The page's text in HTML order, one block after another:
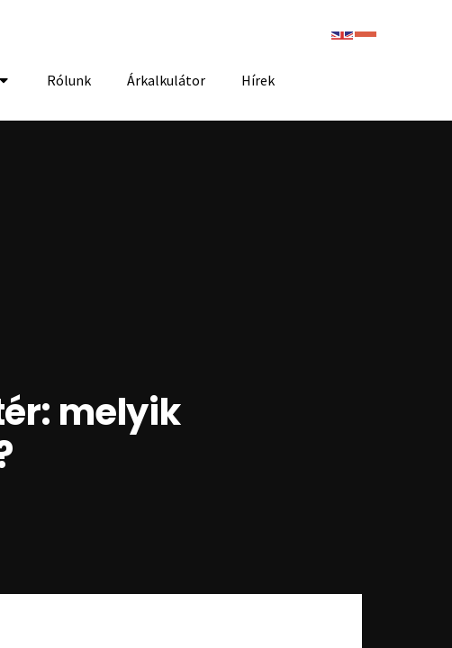
Rólunk Árkalkulátor Hírek
melyik